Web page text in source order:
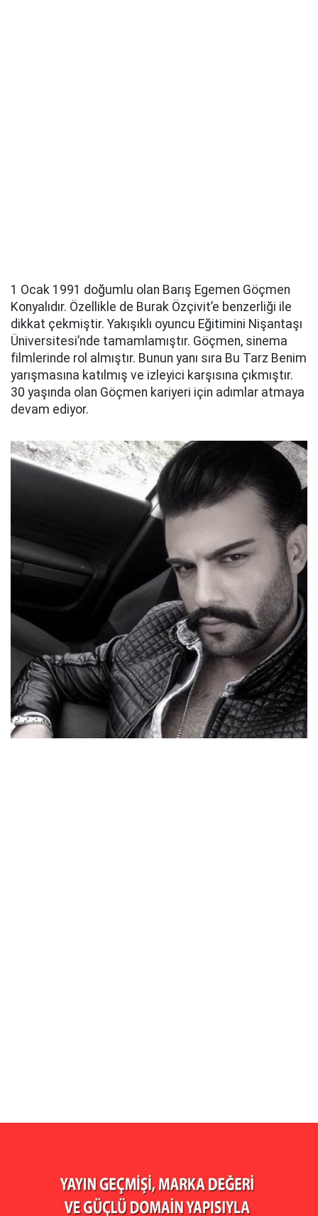
1 Ocak 1991 doğumlu olan Barış Egemen Göçmen
Konyalıdır. Özellikle de Burak Özçivit’e benzerliği ile
dikkat çekmiştir. Yakışıklı oyuncu Eğitimini Nişantaşı
Üniversitesi’nde tamamlamıştır. Göçmen, sinema
filmlerinde rol almıştır. Bunun yanı sıra Bu Tarz Benim
yarışmasına katılmış ve izleyici karşısına çıkmıştır.
30 yaşında olan Göçmen kariyeri için adımlar atmaya
devam ediyor.